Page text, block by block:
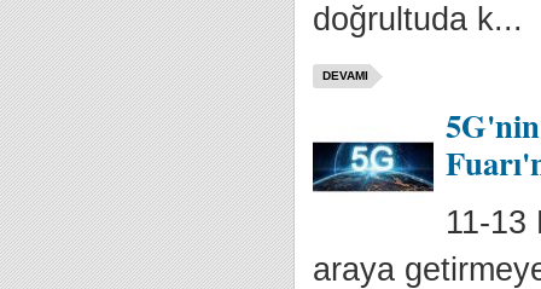
doğrultuda k...
DEVAMI
11-13
araya